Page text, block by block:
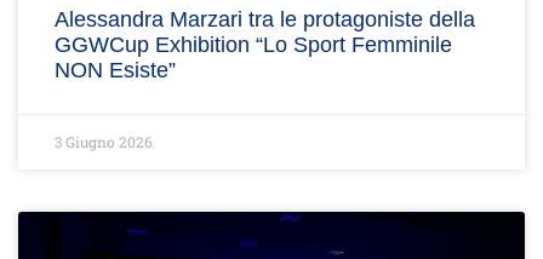
Alessandra Marzari tra le protagoniste della
GGWCup Exhibition “Lo Sport Femminile
NON Esiste”
3 Giugno 2026